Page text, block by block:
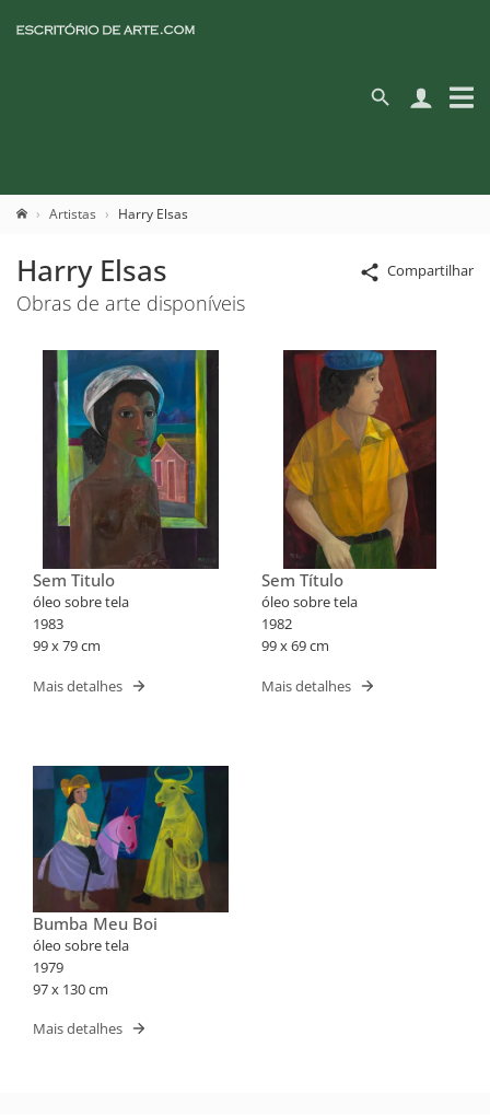
Artistas Harry Elsas
Compartilhar
Harry Elsas
Obras de arte disponíveis
Sem Titulo
óleo sobre tela
1983
99 x 79 cm
Mais detalhes
Sem Título
óleo sobre tela
1982
99 x 69 cm
Mais detalhes
Bumba Meu Boi
óleo sobre tela
1979
97 x 130 cm
Mais detalhes